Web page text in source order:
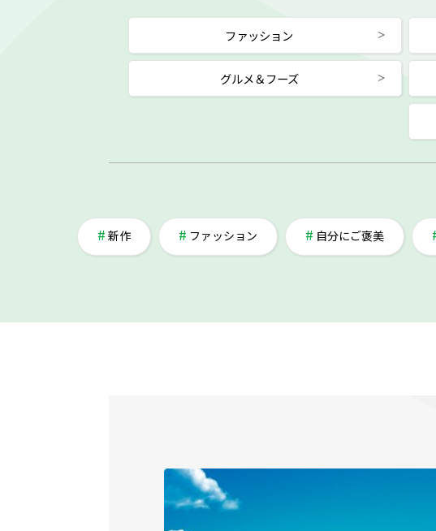
ファッション
グルメ＆フーズ
新作 ファッション 自分にご褒美